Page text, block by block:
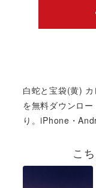
白蛇と宝袋(黄)
を無料ダウンロ
り。iPhone・
こ